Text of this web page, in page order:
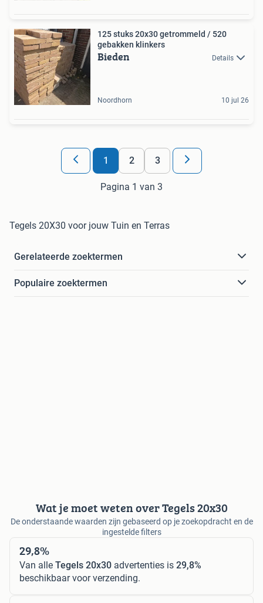
125 stuks 20x30 getrommeld / 520
gebakken klinkers
Bieden Details
Noordhorn 10 jul 26
1 2 3
Pagina 1 van 3
Tegels 20X30 voor jouw Tuin en Terras
Gerelateerde zoektermen
Populaire zoektermen
Wat je moet weten over Tegels 20x30
De onderstaande waarden zijn gebaseerd op je zoekopdracht en de
ingestelde filters
29,8%
Van alle Tegels 20x30 advertenties is 29,8%
beschikbaar voor verzending.